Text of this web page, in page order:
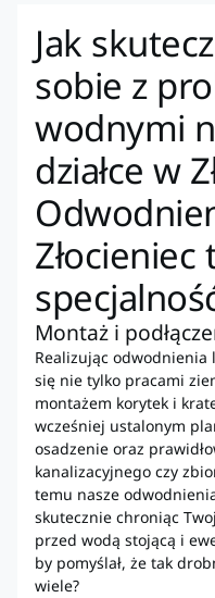
Jak
sobie z
wodnymi
działce w
Złocieniec
Montaż i
Realizując odwodnienia
się nie tylko pracami
montażem korytek i
wcześniej ustalonym
osadzenie oraz
kanalizacyjnego czy
temu nasze
skutecznie chroniąc
przed wodą stojącą i
by pomyślał, że tak
wiele?